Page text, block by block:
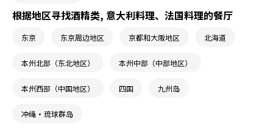
根据地区寻找酒精类, 意大利料理、法国料理的餐厅
东京 东京周边地区 京都和大阪地区 北海道
本州北部（东北地区） 本州中部（中部地区）
本州西部（中国地区） 四国 九州岛
冲绳・琉球群岛